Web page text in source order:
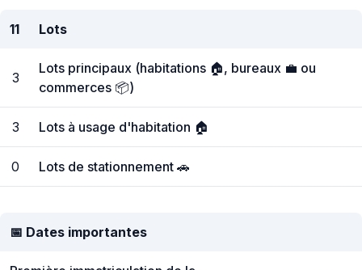
11 Lots
3
Lots principaux (habitations 🏠, bureaux 💼 ou
commerces 📦)
3 Lots à usage d'habitation 🏠
0 Lots de stationnement 🚗
📅 Dates importantes